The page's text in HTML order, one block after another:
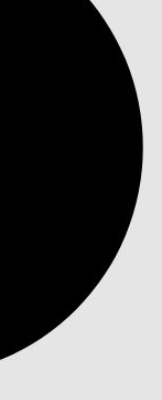
Pesquisar